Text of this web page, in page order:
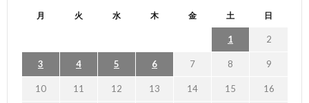
月 火 水 木 金 土 日
1 2
3 4 5 6 7 8 9
10 11 12 13 14 15 16